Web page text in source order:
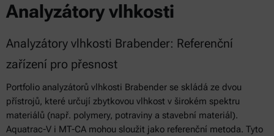
Analyzátory vlhkosti
Analyzátory vlhkosti Brabender: Referenční
zařízení pro přesnost
Portfolio analyzátorů vlhkosti Brabender se skládá ze dvou
přístrojů, které určují zbytkovou vlhkost v širokém spektru
materiálů (např. polymery, potraviny a stavební materiál).
Aquatrac-V i MT-CA mohou sloužit jako referenční metoda. Tyto